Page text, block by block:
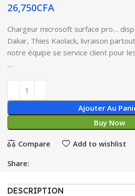
26,750CFA
Chargeur microsoft surface pro…
Dakar, Thies Kaolack, livraison
notre équipe se service client pour
…
Ajouter Au
Buy Now
Compare Add to wishlist
Share:
DESCRIPTION